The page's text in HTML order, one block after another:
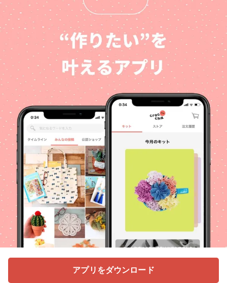
アプリをダウンロード